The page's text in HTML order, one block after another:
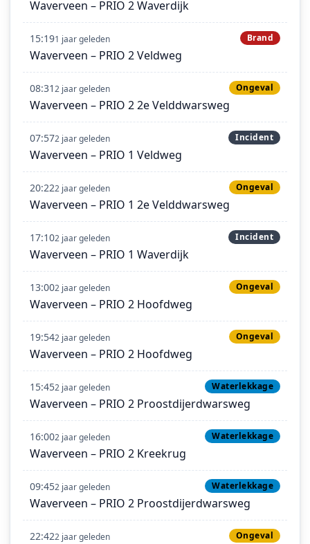
Waverveen – PRIO 2 Waverdijk
15:191 jaar geleden Brand
Waverveen – PRIO 2 Veldweg
08:312 jaar geleden Ongeval
Waverveen – PRIO 2 2e Velddwarsweg
07:572 jaar geleden Incident
Waverveen – PRIO 1 Veldweg
20:222 jaar geleden Ongeval
Waverveen – PRIO 1 2e Velddwarsweg
17:102 jaar geleden Incident
Waverveen – PRIO 1 Waverdijk
13:002 jaar geleden Ongeval
Waverveen – PRIO 2 Hoofdweg
19:542 jaar geleden Ongeval
Waverveen – PRIO 2 Hoofdweg
15:452 jaar geleden Waterlekkage
Waverveen – PRIO 2 Proostdijerdwarsweg
16:002 jaar geleden Waterlekkage
Waverveen – PRIO 2 Kreekrug
09:452 jaar geleden Waterlekkage
Waverveen – PRIO 2 Proostdijerdwarsweg
22:422 jaar geleden Ongeval